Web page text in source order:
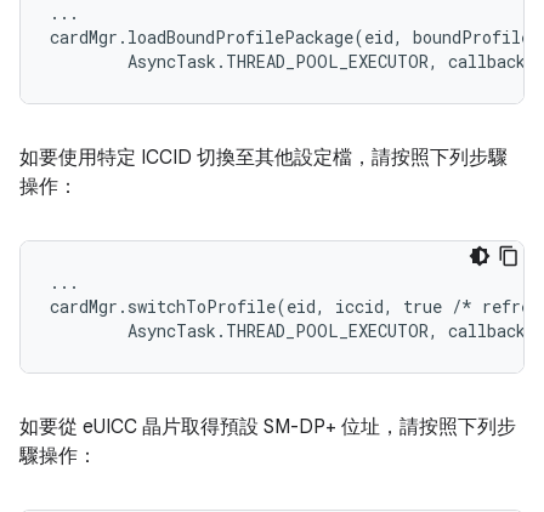
...
cardMgr . loadBoundProfilePackage(eid,
AsyncTask . THREAD_POOL_EXECUTOR, callback
如要使用特定 ICCID 切換至其他設定檔，請按照下列步驟
操作：
...
cardMgr.switchToProfile(eid, iccid, true /*
如要從 eUICC 晶片取得預設 SM-DP+ 位址，請按照下列步
驟操作：